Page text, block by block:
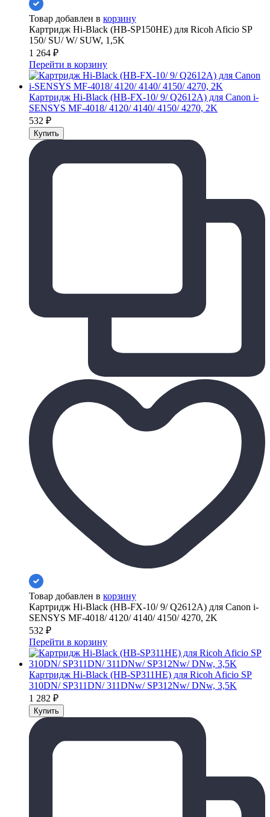
Товар добавлен в корзину
Картридж Hi-Black (HB-SP150HE) для Ricoh Aficio SP
150/ SU/ W/ SUW, 1,5K
1 264 ₽
Перейти в корзину
Картридж Hi-Black (HB-FX-10/ 9/ Q2612A) для Canon i-
SENSYS MF-4018/ 4120/ 4140/ 4150/ 4270, 2K
532 ₽
Товар добавлен в корзину
Картридж Hi-Black (HB-FX-10/ 9/ Q2612A) для Canon i-
SENSYS MF-4018/ 4120/ 4140/ 4150/ 4270, 2K
532 ₽
Перейти в корзину
Картридж Hi-Black (HB-SP311HE) для Ricoh Aficio SP
310DN/ SP311DN/ 311DNw/ SP312Nw/ DNw, 3,5K
1 282 ₽